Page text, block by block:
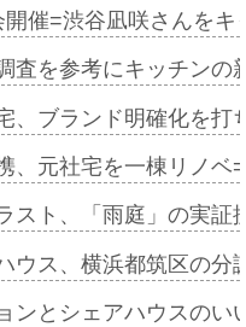
開催=渋谷凪咲さんを
査を参考にキッチン
、ブランド明確化を
、元社宅を一棟リノ
スト、「雨庭」の実
ウス、横浜都筑区の
ンとシェアハウスの